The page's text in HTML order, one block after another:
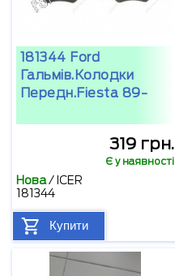
181344 Ford
Гальмів.колодки
Передн.fiesta 89-
319 грн.
Є у наявності
Нова/ ICER
181344
Купити